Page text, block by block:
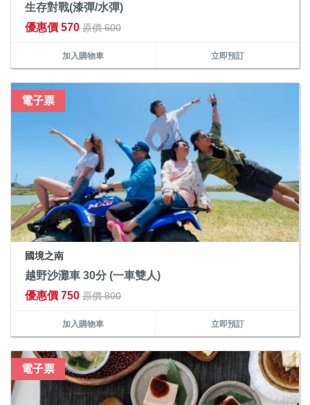
生存對戰(漆彈/水彈)
優惠價 570 原價 600
加入購物車 立即預訂
電子票
國境之南
越野沙灘車 30分 (一車雙人)
優惠價 750 原價 800
加入購物車 立即預訂
電子票